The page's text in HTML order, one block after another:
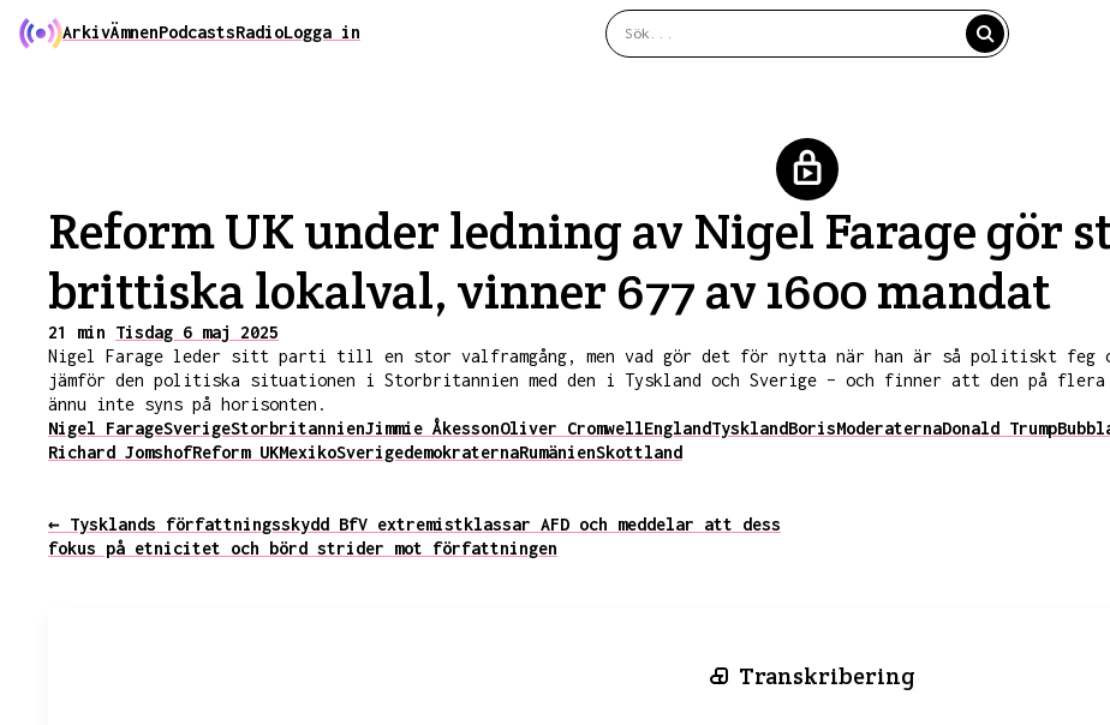
ArkivÄmnenPodcastsRadioLogga in
Reform UK under ledning av Nigel Farage gör
brittiska lokalval, vinner 677 av 1600 mandat
21 min Tisdag 6 maj 2025
Nigel Farage leder sitt parti till en stor valframgång, men vad gör det för nytta när han är så politiskt feg
jämför den politiska situationen i Storbritannien med den i Tyskland och Sverige – och finner att den på flera
ännu inte syns på horisonten.
Nigel FarageSverigeStorbritannienJimmie ÅkessonOliver CromwellEnglandTysklandBorisModeraternaDonald Trump
Richard JomshofReform UKMexikoSverigedemokraternaRumänienSkottland
← Tysklands författningsskydd BfV extremistklassar AFD och meddelar att dess
fokus på etnicitet och börd strider mot författningen
Transkribering